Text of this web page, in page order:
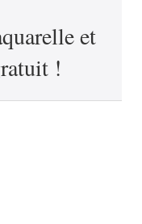
et
!